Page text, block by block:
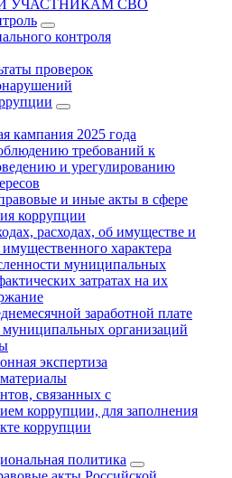
УЧАСТНИКАМ СВО
контроля
проверок
кампания 2025 года
требований к
и урегулированию
и иные акты в сфере
коррупции
расходах, об имуществе и
имущественного характера
муниципальных
затратах на их
заработной плате
муниципальных организаций
экспертиза
связанных с
коррупции, для заполнения
коррупции
политика